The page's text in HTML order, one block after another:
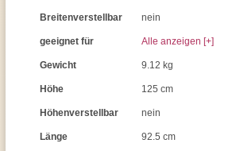
Breitenverstellbar nein
geeignet für Alle anzeigen [+]
Gewicht 9.12 kg
Höhe 125 cm
Höhenverstellbar nein
Länge 92.5 cm